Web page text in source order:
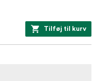
Tilføj til kurv